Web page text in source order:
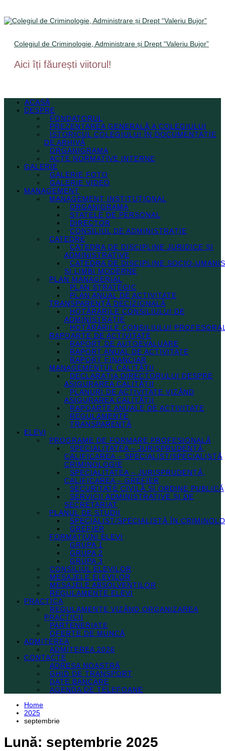
Colegiul de Criminologie, Administrare și Drept “Valeriu Bujor”
Aici îți făurești viitorul!
ACASĂ
DESPRE
FONDATORUL
PREZENTAREA GENERALĂ A COLEGIULUI
ISTORICUL COLEGIULUI ÎN DOCUMENTAȚIE
DE ARHIVĂ
ORGANIGRAMA
ACTE NORMATIVE INTERNE
GALERIE
GALERIE FOTO
GALERIE VIDEO
MANAGEMENT
MANAGEMENT INSTITUȚIONAL
ORGANIGRAMA
STATELE DE PERSONAL
DIRECTOR
CONSILIUL DE ADMINISTRAȚIE
CATEDRE
CATEDRA DE DISCIPLINE JURIDICE ȘI
ADMINISTRATIVE
CATEDRA DE DISCIPLINE SOCIO-
ȘI LIMBI MODERNE
PLAN MANAGERIAL
PLAN STRATEGIC
PLAN ANUAL DE ACTIVITATE
TRANSPARENȚĂ DECIZIONALĂ
HOTĂRÂRILE CONSILIULUI DE
ADMINISTRAȚIE
HOTĂRÂRILE CONSILIULUI
RAPOARTE DE ACTIVITATE
RAPORT DE AUTOEVALUARE
RAPORT ANUAL DE ACTIVITATE
RAPORT FINANCIAR
MANAGEMENTUL CALITĂȚII
DECLARAȚIA DIRECTORULUI DESPRE
ASIGURAREA CALITĂȚII
PLANURI DE ACTIVITATE VIZÂND
ASIGURAREA CALITĂȚII
RAPOARTE ANUALE DE ACTIVITATE
REGULAMENTE
TRANSPARENȚĂ
ELEVI
PROGRAME DE FORMARE PROFESIONALĂ
SPECIALITATEA – JURISPRUDENȚĂ,
CALIFICAREA – SPECIALIST/SPECIALISTĂ
CRIMINOLOGIE
SPECIALITATEA – JURISPRUDENȚĂ,
CALIFICAREA – GREFIER
SECURITATE CIVILĂ ȘI ORDINE PUBLICĂ
SERVICII ADMINISTRATIVE ȘI DE
SECRETARIAT
PLANUL DE STUDII
SPECIALIST/SPECIALISTĂ ÎN
GREFIER
FORMAȚIUNI ELEVI
GRUPA 1
GRUPA 2
GRUPA 3
CONSILIUL ELEVILOR
MESAJELE ELEVILOR
MESAJELE ABSOLVENȚILOR
REGULAMENTE ELEVI
PRACTICA
REGULAMENTE VIZÂND ORGANIZAREA
PRACTICII
PARTENERIATE
OFERTE DE MUNCĂ
ADMITEREA
ADMITEREA 2026
CONTACTE
ADRESA NOASTRĂ
GHID DE TRANSPORT
DATE BANCARE
AGENDA DE TELEFOANE
Home
2025
septembrie
Lună: septembrie 2025